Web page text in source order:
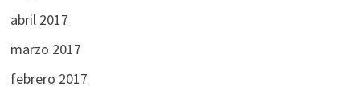
abril 2017
marzo 2017
febrero 2017